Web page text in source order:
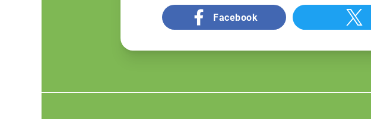
Facebook